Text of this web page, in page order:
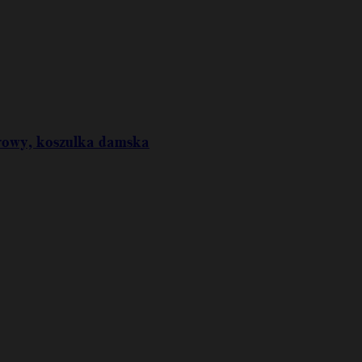
koszulka damska